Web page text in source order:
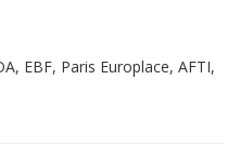
EBF, Paris Europlace, AFTI,